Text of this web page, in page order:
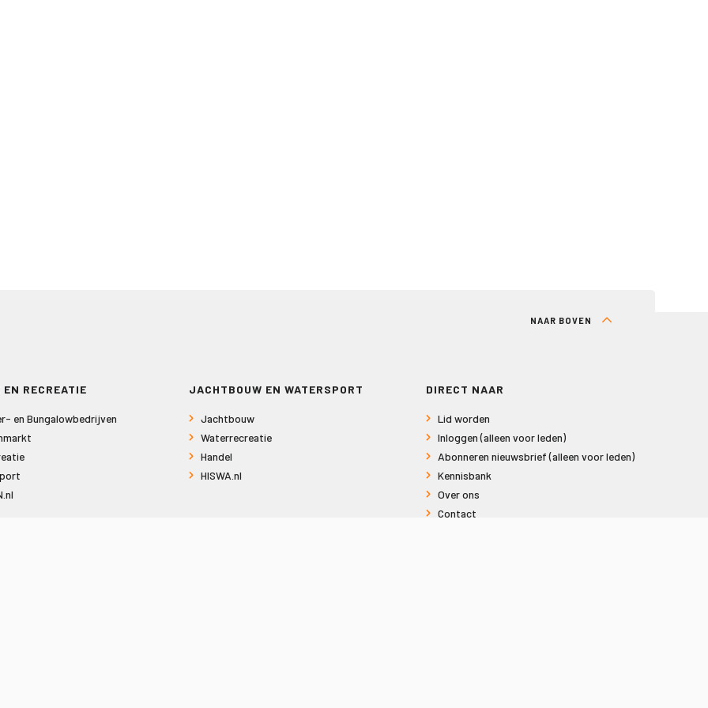
NAAR BOVEN
EN RECREATIE
en Bungalowbedrijven
JACHTBOUW EN WATERSPORT
Jachtbouw
Waterrecreatie
Handel
HISWA.nl
DIRECT NAAR
Lid worden
Inloggen (alleen voor leden)
Abonneren nieuwsbrief (alleen voor leden)
Kennisbank
Over ons
Contact